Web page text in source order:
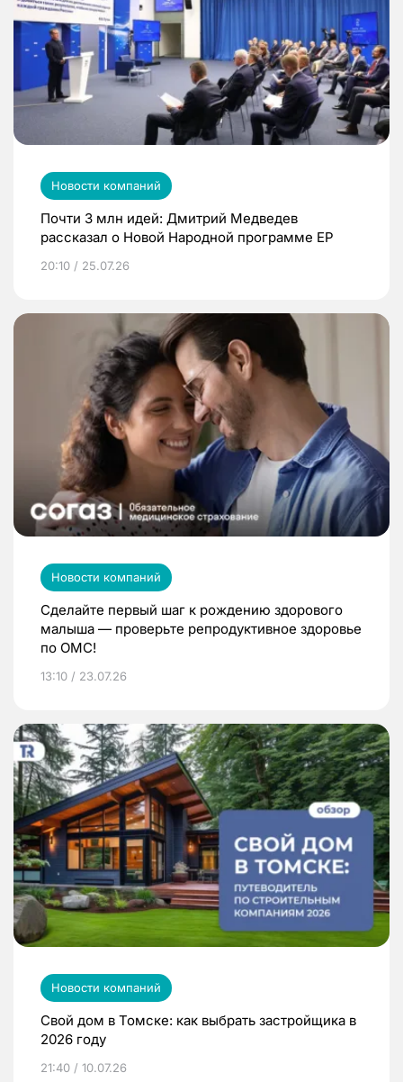
Новости компаний
Почти 3 млн идей: Дмитрий Медведев
рассказал о Новой Народной программе ЕР
20:10 / 25.07.26
Новости компаний
Сделайте первый шаг к рождению здорового
малыша — проверьте репродуктивное здоровье
по ОМС!
13:10 / 23.07.26
Новости компаний
Свой дом в Томске: как выбрать застройщика в
2026 году
21:40 / 10.07.26